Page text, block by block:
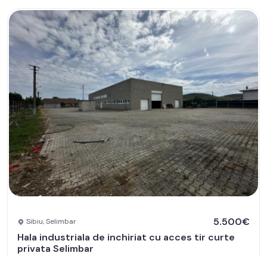
Sibiu, Selimbar
5.500€
Hala industriala de inchiriat cu acces tir curte
privata Selimbar